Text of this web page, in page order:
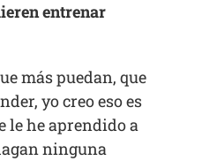
entrenar
más puedan, que
yo creo eso es
le he aprendido a
ninguna